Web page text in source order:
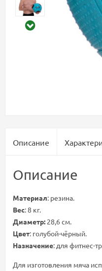
Описание
Описание
Материал: резина.
Вес: 8 кг.
Диаметр: 28,6 см.
Цвет: голубой-чёрный.
Назначение: для фитнес-
Для изготовления мяча